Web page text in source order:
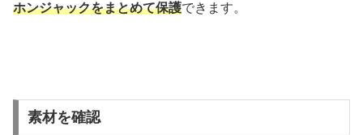
ホンジャックをまとめて保護できます。
素材を確認